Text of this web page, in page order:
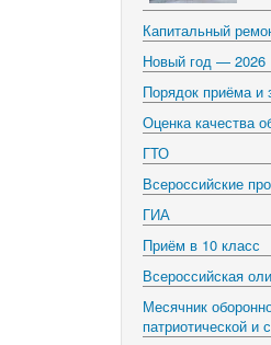
Капитальный
Новый год — 2026
Порядок приёма и
Оценка качества
ГТО
Всероссийские
ГИА
Приём в 10 класс
Всероссийская
Месячник
патриотической и